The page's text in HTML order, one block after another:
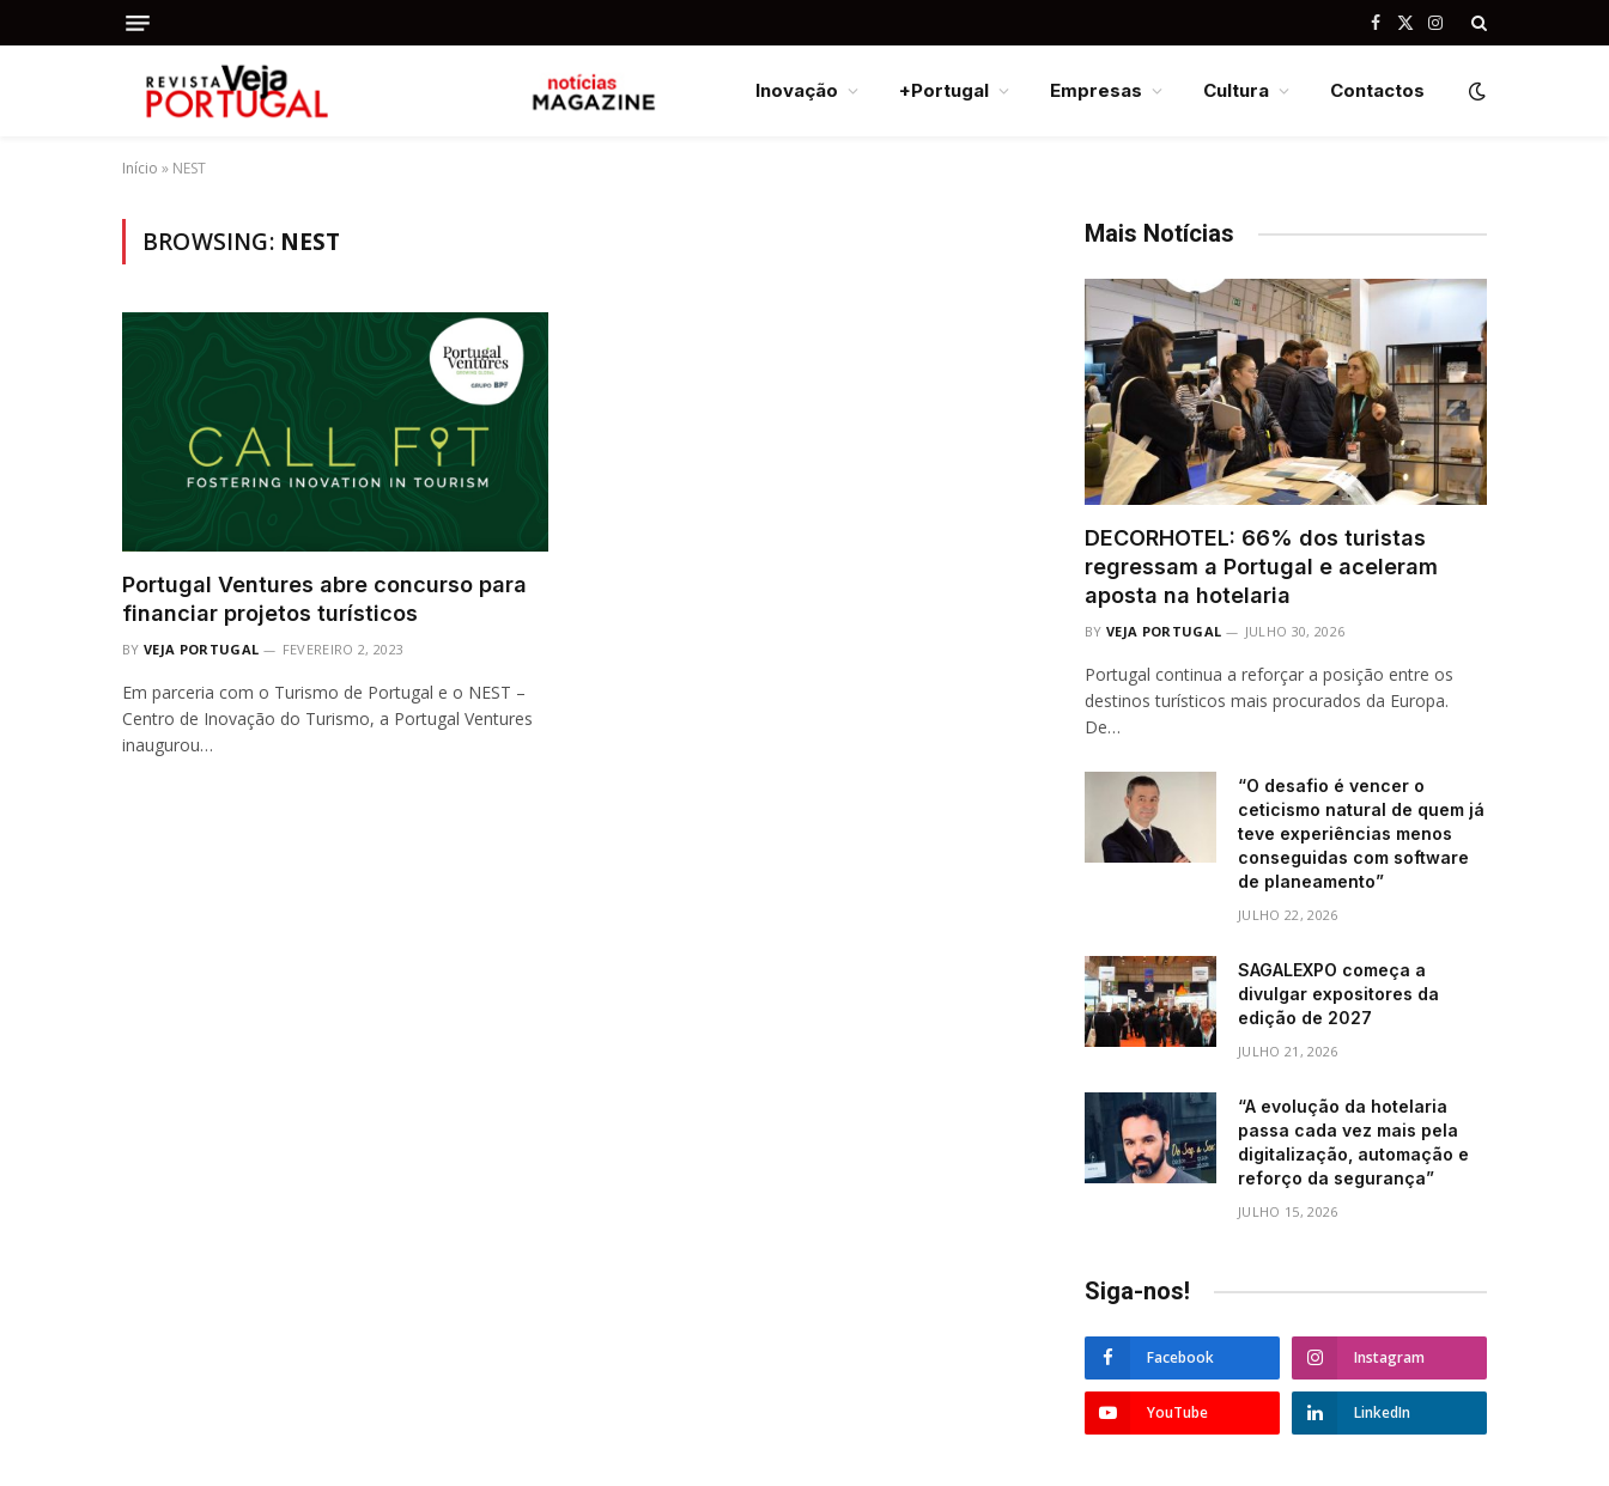
Facebook
X
Instagram
Inovação +Portugal Empresas Cultura Contactos
Início » NEST
BROWSING: NEST
Portugal Ventures abre concurso para
financiar projetos turísticos
BY VEJA PORTUGAL FEVEREIRO 2, 2023
Em parceria com o Turismo de Portugal e o NEST –
Centro de Inovação do Turismo, a Portugal Ventures
inaugurou…
Mais Notícias
DECORHOTEL: 66% dos turistas
regressam a Portugal e aceleram
aposta na hotelaria
BY VEJA PORTUGAL JULHO 30, 2026
Portugal continua a reforçar a posição entre os
destinos turísticos mais procurados da Europa.
De…
“O desafio é vencer o
ceticismo natural de quem já
teve experiências menos
conseguidas com software
de planeamento”
JULHO 22, 2026
SAGALEXPO começa a
divulgar expositores da
edição de 2027
JULHO 21, 2026
“A evolução da hotelaria
passa cada vez mais pela
digitalização, automação e
reforço da segurança”
JULHO 15, 2026
Siga-nos!
Facebook Instagram
YouTube LinkedIn